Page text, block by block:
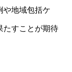
や地域包括ケ
たすことが期待